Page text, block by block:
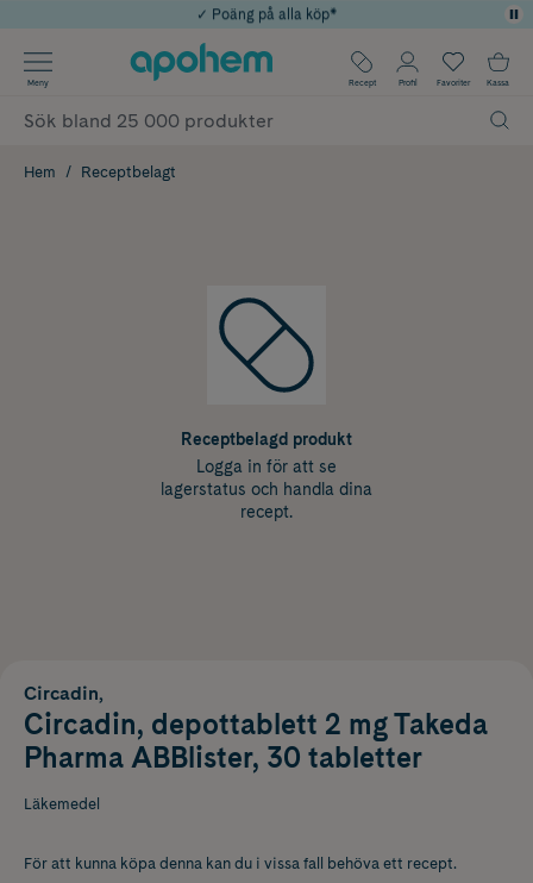
Årets Butik 2025 inom Skönhet
Använd kod: SOMMAR20 för 20% över 649kr
✓ Poäng på alla köp*
Meny Recept Profil Favoriter Kassa
Hem Receptbelagt
Receptbelagd produkt
Logga in för att se
lagerstatus och handla dina
recept.
Circadin,
Circadin, depottablett 2 mg Takeda
Pharma ABBlister, 30 tabletter
Läkemedel
För att kunna köpa denna kan du i vissa fall behöva ett recept.